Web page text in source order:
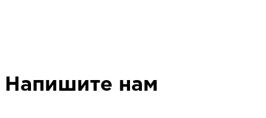
Напишите нам